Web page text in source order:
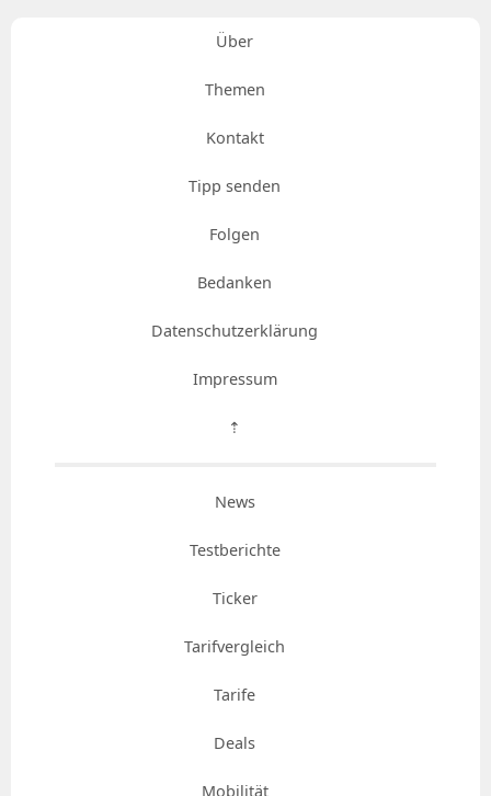
Über
Themen
Kontakt
Tipp senden
Folgen
Bedanken
Datenschutzerklärung
Impressum
⇡
News
Testberichte
Ticker
Tarifvergleich
Tarife
Deals
Mobilität